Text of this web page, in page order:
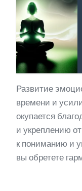
Развитие
времени и
окупается
и укреплению
к пониманию и
вы обретете